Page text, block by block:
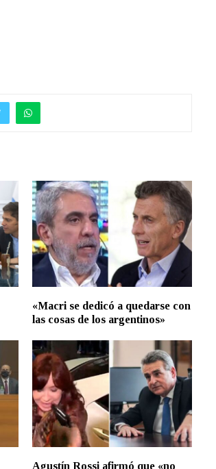
«Macri se dedicó a quedarse con
las cosas de los argentinos»
Agustín Rossi afirmó que «no